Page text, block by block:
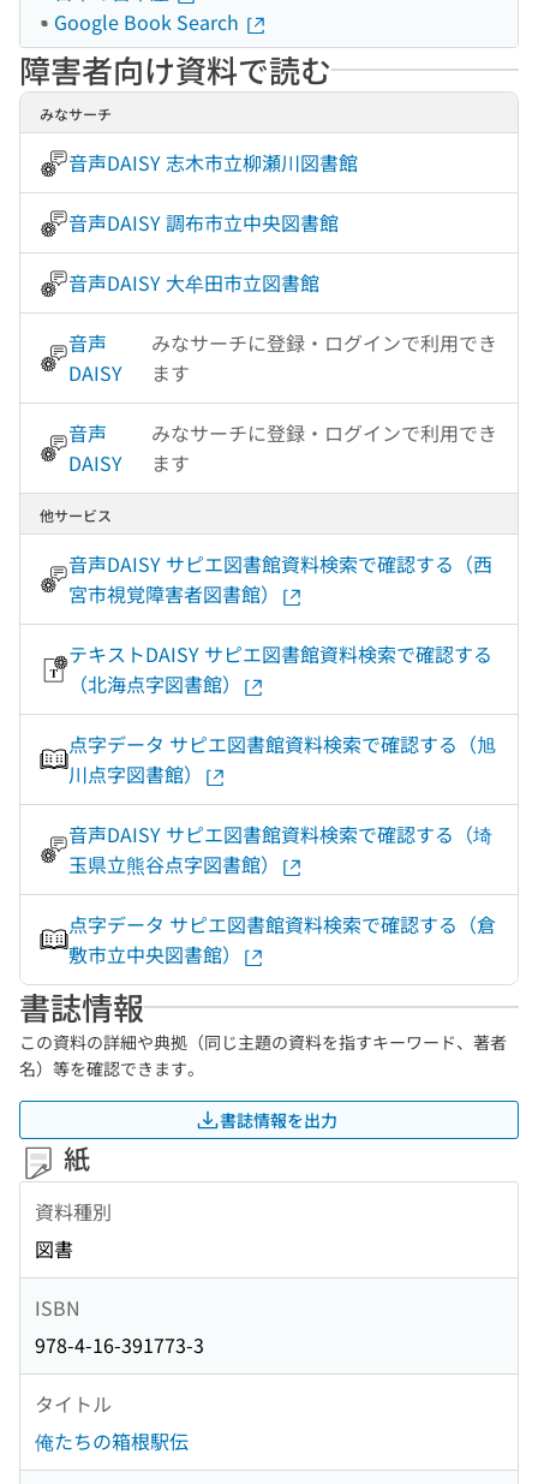
Google Book Search
障害者向け資料で読む
みなサーチ
音声DAISY 志木市立柳瀬川図書館
音声DAISY 調布市立中央図書館
音声DAISY 大牟田市立図書館
音声
DAISY
みなサーチに登録・ログインで利用でき
ます
音声
DAISY
みなサーチに登録・ログインで利用でき
ます
他サービス
音声DAISY サピエ図書館資料検索で確認する（西
宮市視覚障害者図書館）
テキストDAISY サピエ図書館資料検索で確認する
（北海点字図書館）
点字データ サピエ図書館資料検索で確認する（旭
川点字図書館）
音声DAISY サピエ図書館資料検索で確認する（埼
玉県立熊谷点字図書館）
点字データ サピエ図書館資料検索で確認する（倉
敷市立中央図書館）
書誌情報
この資料の詳細や典拠（同じ主題の資料を指すキーワード、著者
名）等を確認できます。
書誌情報を出力
紙
資料種別
図書
ISBN
978-4-16-391773-3
タイトル
俺たちの箱根駅伝